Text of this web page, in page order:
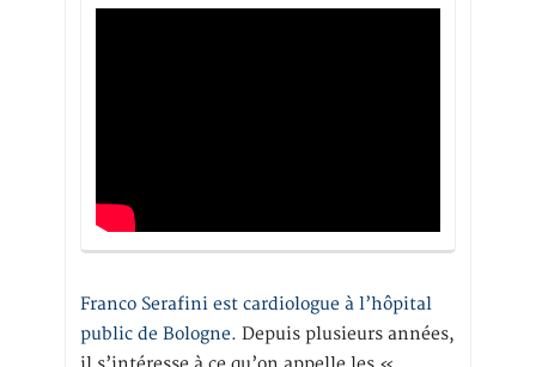
Franco Serafini est cardiologue à l’hôpital
public de Bologne. Depuis plusieurs années,